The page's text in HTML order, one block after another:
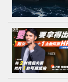
PR